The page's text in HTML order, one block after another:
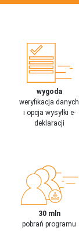
wygoda
weryfikacja danych
i opcja wysyłki e-
deklaracji
30 mln
pobrań programu